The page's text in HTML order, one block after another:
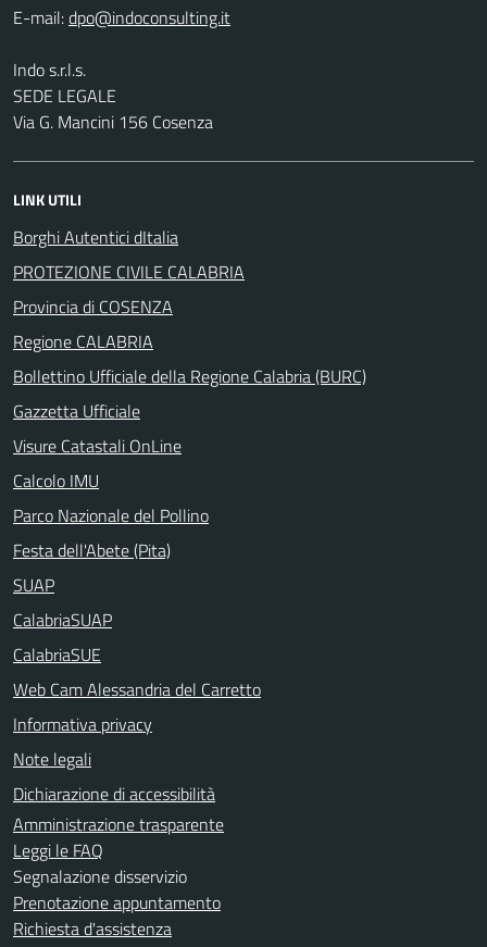
E-mail:
Indo s.r.l.s.
SEDE LEGALE
Via G. Mancini 156 Cosenza
LINK UTILI
Borghi Autentici dItalia
PROTEZIONE CIVILE CALABRIA
Provincia di COSENZA
Regione CALABRIA
Bollettino Ufficiale della Regione Calabria (BURC)
Gazzetta Ufficiale
Visure Catastali OnLine
Calcolo IMU
Parco Nazionale del Pollino
Festa dell'Abete (Pita)
SUAP
CalabriaSUAP
CalabriaSUE
Web Cam Alessandria del Carretto
Informativa privacy
Note legali
Dichiarazione di accessibilità
Amministrazione trasparente
Leggi le FAQ
Segnalazione disservizio
Prenotazione appuntamento
Richiesta d'assistenza